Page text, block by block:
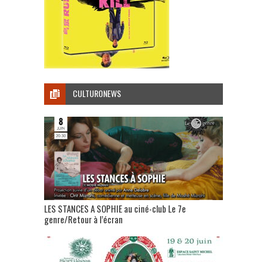
CULTURONEWS
LES STANCES A SOPHIE au ciné-club Le 7e
genre/Retour à l’écran